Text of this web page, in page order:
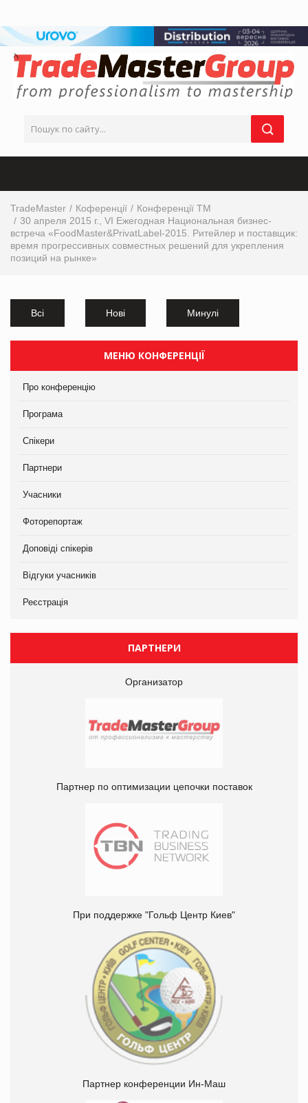
TradeMaster Коференції
Конференції ТМ
30 апреля 2015 г., VI Ежегодная Национальная бизнес-
встреча «FoodMaster&PrivatLabel-2015. Ритейлер и поставщик:
время прогрессивных совместных решений для укрепления
позиций на рынке»
Всі Нові Минулі
МЕНЮ КОНФЕРЕНЦІЇ
Про конференцію
Програма
Спікери
Партнери
Учасники
Фоторепортаж
Доповіді спікерів
Відгуки учасників
Реєстрація
ПАРТНЕРИ
Организатор
Партнер по оптимизации цепочки поставок
При поддержке "Гольф Центр Киев"
Партнер конференции Ин-Маш